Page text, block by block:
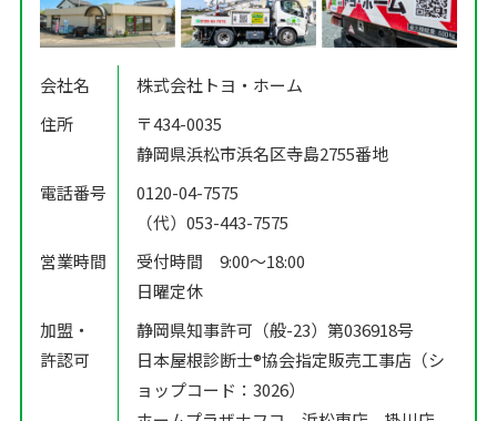
会社名
株式会社トヨ・ホーム
住所
〒434-0035
静岡県浜松市浜名区寺島2755番地
電話番号
0120-04-7575
（代）053-443-7575
営業時間
受付時間 9:00〜18:00
日曜定休
加盟・
許認可
静岡県知事許可（般-23）第036918号
日本屋根診断士®️協会指定販売工事店（シ
ョップコード：3026）